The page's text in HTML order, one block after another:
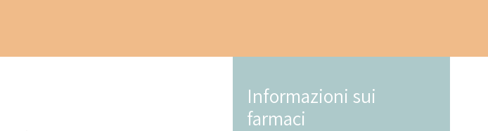
Informazioni sui
farmaci